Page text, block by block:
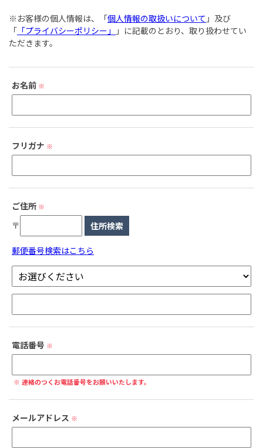
※お客様の個人情報は、「個人情報の取扱いについて 」及び
「 「プライバシーポリシー」
」に記載のとおり、取り扱わせてい
ただきます。
お名前 ※
フリガナ ※
ご住所 ※
〒
郵便番号検索はこちら
電話番号 ※
※ 連絡のつくお電話番号をお願いいたします。
メールアドレス ※